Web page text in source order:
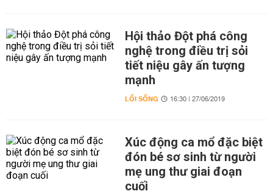
Hội thảo Đột phá công
nghệ trong điều trị sỏi
tiết niệu gây ấn tượng
mạnh
LỐI SỐNG 16:30 | 27/06/2019
Xúc động ca mổ đặc biệt
đón bé sơ sinh từ người
mẹ ung thư giai đoạn
cuối